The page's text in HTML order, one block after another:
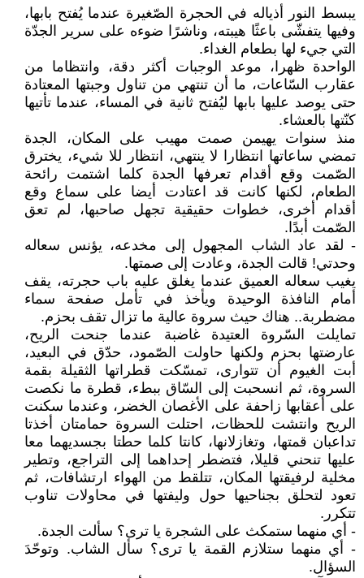
يبسط النور أذياله في الحجرة الصّغيرة عندما يُفتح بابها،
وفيها يتفشّى باعثًا هيبته، وناشرًا ضوءه على سرير الجدّة
التي جيء لها بطعام الغداء.
الواحدة ظهرا، موعد الوجبات أكثر دقة، وانتظاما من
عقارب السّاعات، ما أن تنتهي من تناول وجبتها المعتادة
حتى يوصد عليها بابها ليُفتح ثانية في المساء، عندما تأتيها
كنّتها بالعشاء.
منذ سنوات يهيمن صمت مهيب على المكان، الجدة
تمضي ساعاتها انتظارا لا ينتهي، انتظار للا شيء، يخترق
الصّمت وقع أقدام تعرفها الجدة كلما اشتمت رائحة
الطعام، لكنها كانت قد اعتادت أيضا على سماع وقع
أقدام أخرى، خطوات حقيقية تجهل صاحبها، لم تعق
الصّمت أبدًا.
- لقد عاد الشاب المجهول إلى مخدعه، يؤنس سعاله
وحدتي! قالت الجدة، وعادت إلى صمتها.
يغيب سعاله العميق عندما يغلق عليه باب حجرته، يقف
أمام النافذة الوحيدة ويأخذ في تأمل صفحة سماء
مضطربة.. هناك حيث سروة عالية ما تزال تقف بحزم.
تمايلت السّروة العتيدة غاضبة عندما جنحت الريح،
عارضتها بحزم ولكنها حاولت الصّمود، حدّق في البعيد،
أبت الغيوم أن تتوارى، تمسّكت قطراتها الثقيلة بقمة
السروة، ثم انسحبت إلى السّاق ببطء، قطرة ما نكصت
على أعقابها زاحفة على الأغصان الخضر، وعندما سكنت
الريح وانتشت للحظات، احتلت السروة حمامتان أخذتا
تداعبان قمتها، وتغازلانها، كانتا كلما حطتا بجسديهما معا
عليها تنحني قليلا، فتضطر إحداهما إلى التراجع، وتطير
مخلية لرفيقتها المكان، تتلقط من الهواء ارتشافات، ثم
تعود لتحلق بجناحيها حول وليفتها في محاولات تناوب
تتكرر.
- أي منهما ستمكث على الشجرة يا ترى؟ سألت الجدة.
- أي منهما ستلازم القمة يا ترى؟ سأل الشاب. وتوحّدَ
السؤال.